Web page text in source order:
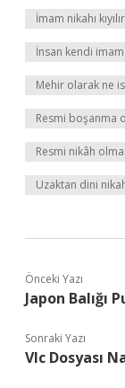
İmam nikahı
İnsan kendi imam
Mehir olarak ne
Resmi boşanma
Resmi nikâh
Uzaktan dini nikah
Önceki Yazı
Japon Balığı
Sonraki Yazı
Vlc Dosyası